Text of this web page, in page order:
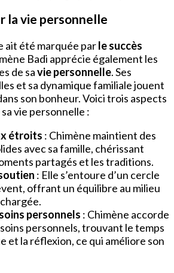
la vie personnelle
ait été marquée parle succès
Badi apprécie également les
de savie personnelle. Ses
et sa dynamique familiale jouent
son bonheur. Voici trois aspects
vie personnelle :
étroits : Chimène maintient des
avec sa famille, chérissant
partagés et les traditions.
: Elle s’entoure d’un cercle
offrant un équilibre au milieu
personnels : Chimène accorde
personnels, trouvant le temps
et la réflexion, ce qui améliore son